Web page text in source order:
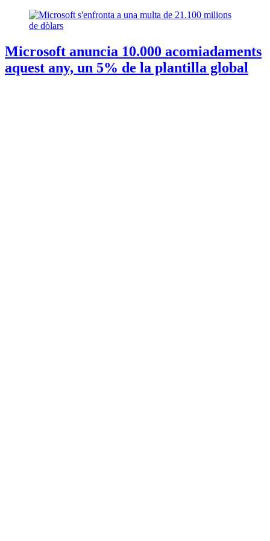
Microsoft anuncia 10.000 acomiadaments
aquest any, un 5% de la plantilla global